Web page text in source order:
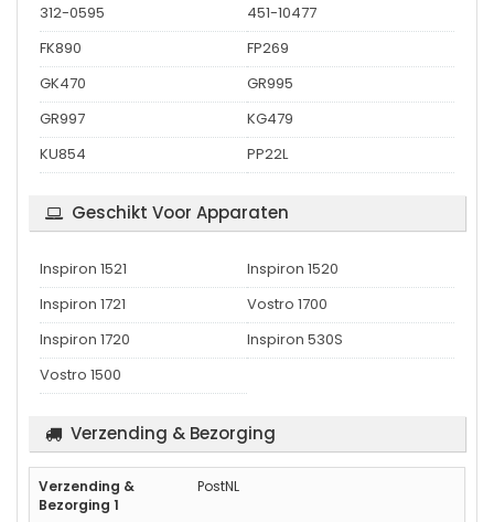
312-0595
451-10477
FK890
FP269
GK470
GR995
GR997
KG479
KU854
PP22L
Geschikt Voor Apparaten
Inspiron 1521
Inspiron 1520
Inspiron 1721
Vostro 1700
Inspiron 1720
Inspiron 530S
Vostro 1500
Verzending & Bezorging
PostNL